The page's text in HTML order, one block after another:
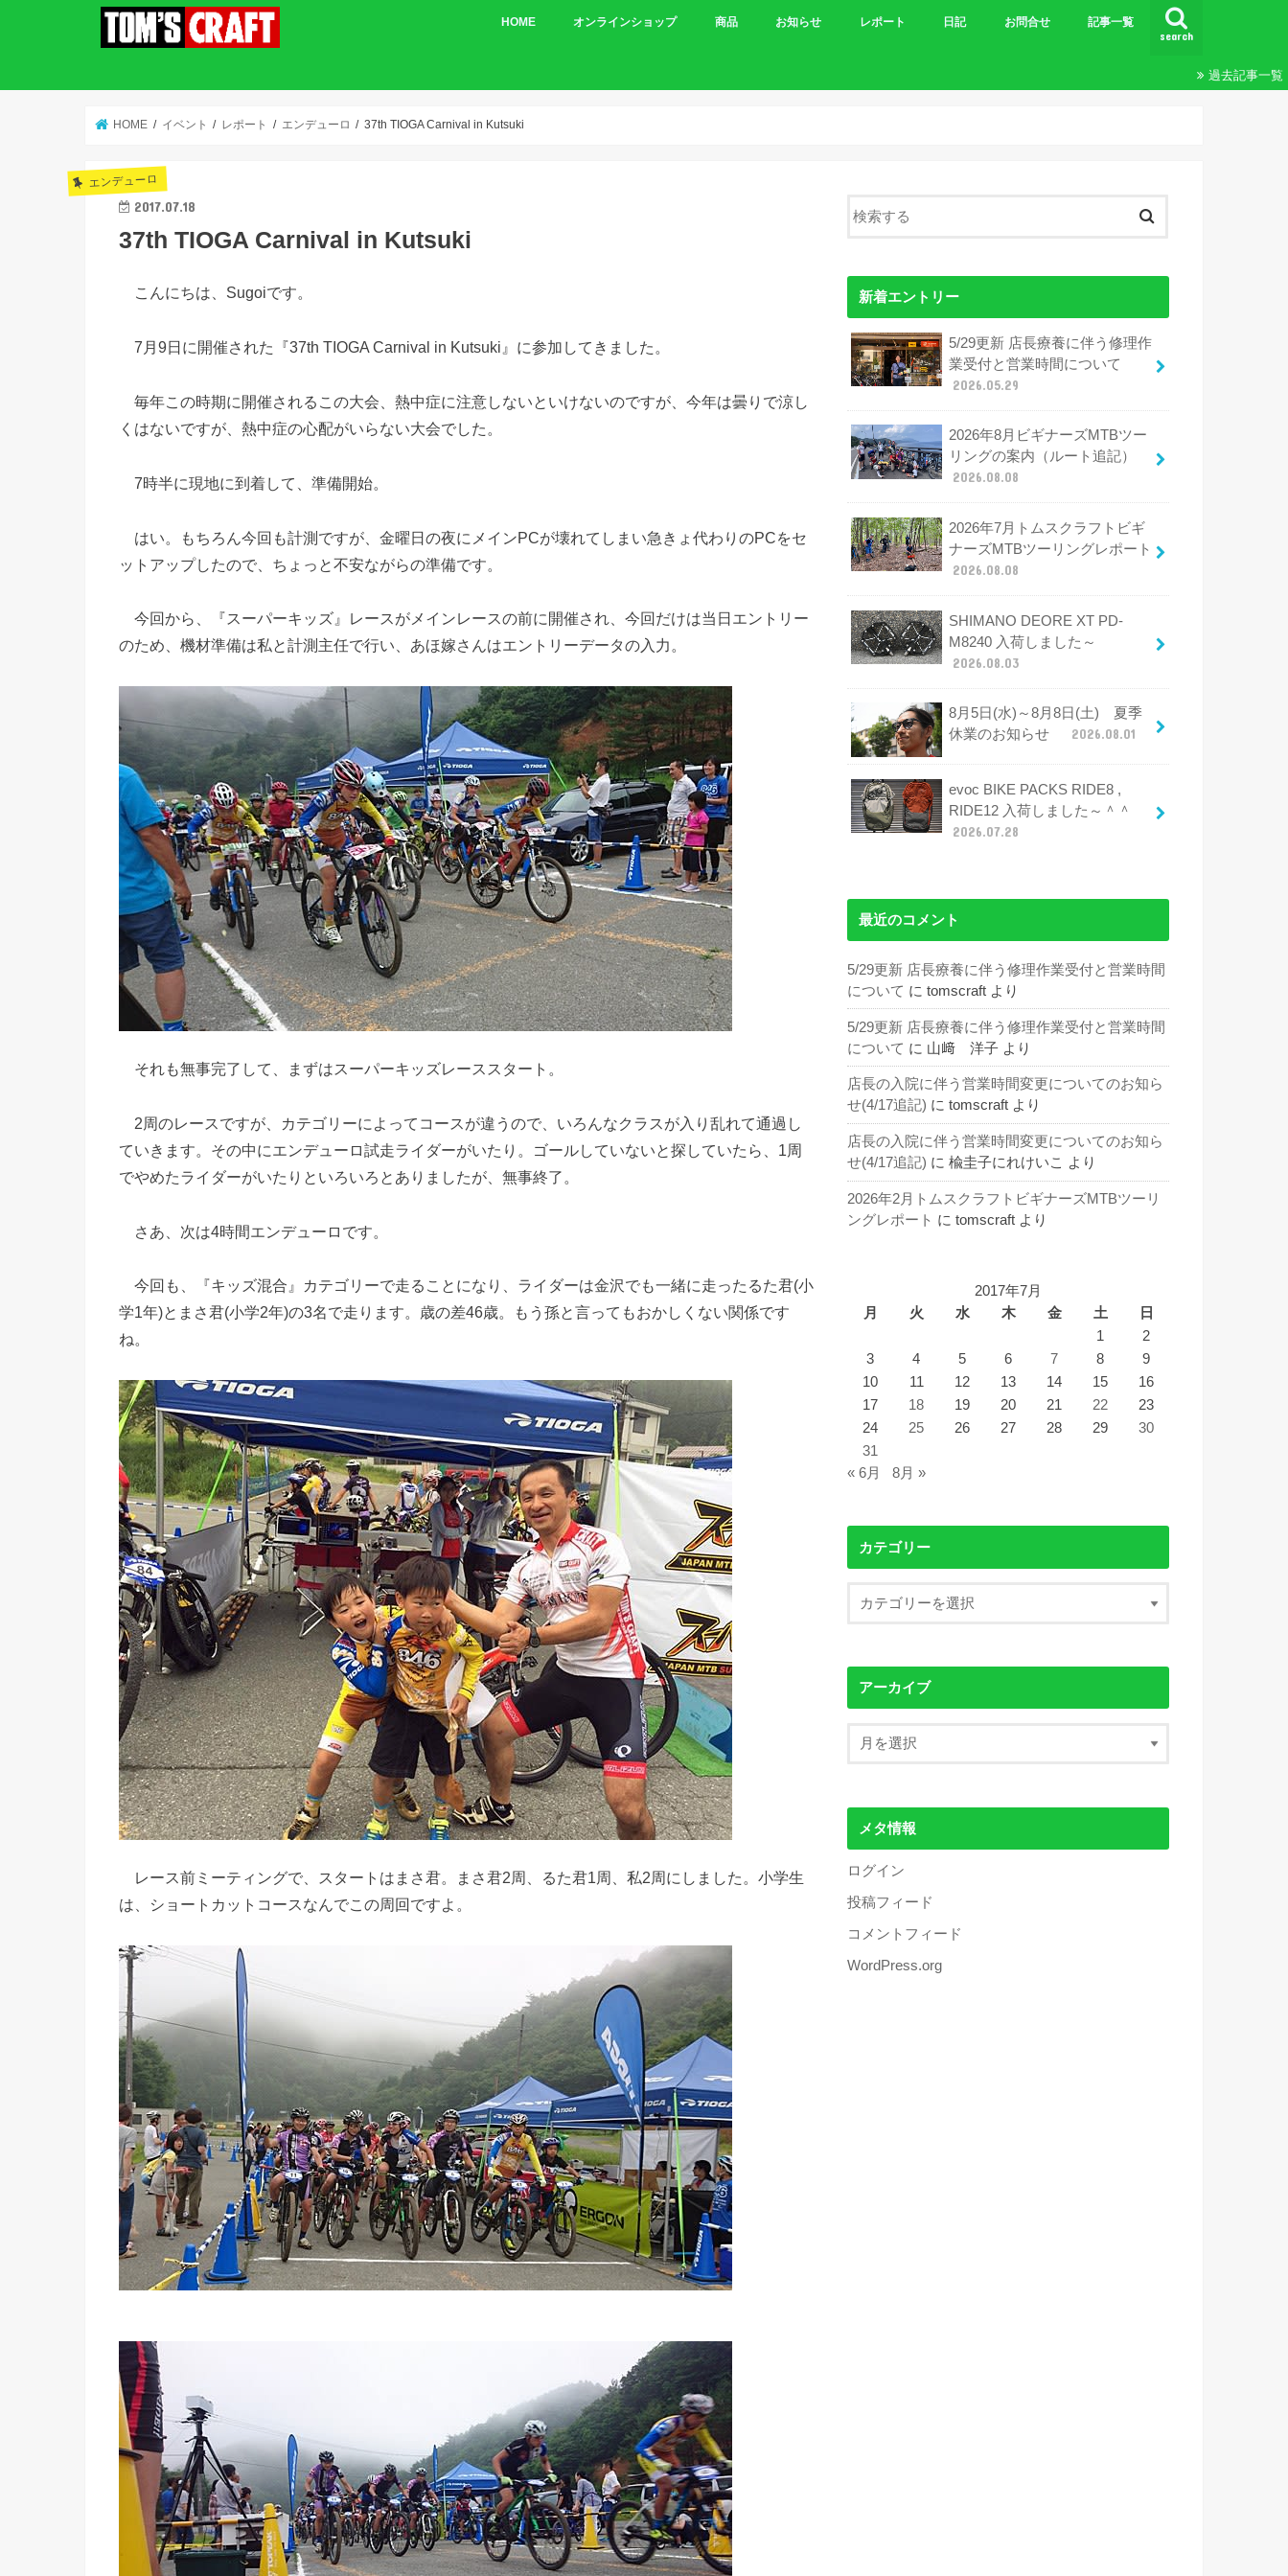
search
HOME オンラインショップ 商品 お知らせ レポート 日記 お問合せ 記事一覧
過去記事一覧
HOME イベント レポート エンデューロ 37th TIOGA Carnival in Kutsuki
エンデューロ
2017.07.18
37th TIOGA Carnival in Kutsuki
こんにちは、Sugoiです。
7月9日に開催された『37th TIOGA Carnival in Kutsuki』に参加してきました。
毎年この時期に開催されるこの大会、熱中症に注意しないといけないのですが、今年は曇りで涼し
くはないですが、熱中症の心配がいらない大会でした。
7時半に現地に到着して、準備開始。
はい。もちろん今回も計測ですが、金曜日の夜にメインPCが壊れてしまい急きょ代わりのPCをセ
ットアップしたので、ちょっと不安ながらの準備です。
今回から、『スーパーキッズ』レースがメインレースの前に開催され、今回だけは当日エントリー
のため、機材準備は私と計測主任で行い、あほ嫁さんはエントリーデータの入力。
それも無事完了して、まずはスーパーキッズレーススタート。
2周のレースですが、カテゴリーによってコースが違うので、いろんなクラスが入り乱れて通過し
ていきます。その中にエンデューロ試走ライダーがいたり。ゴールしていないと探していたら、1周
でやめたライダーがいたりといろいろとありましたが、無事終了。
さあ、次は4時間エンデューロです。
今回も、『キッズ混合』カテゴリーで走ることになり、ライダーは金沢でも一緒に走ったるた君(小
学1年)とまさ君(小学2年)の3名で走ります。歳の差46歳。もう孫と言ってもおかしくない関係です
ね。
レース前ミーティングで、スタートはまさ君。まさ君2周、るた君1周、私2周にしました。小学生
は、ショートカットコースなんでこの周回ですよ。
新着エントリー
5/29更新 店長療養に伴う修理作
業受付と営業時間について
2026.05.29
2026年8月ビギナーズMTBツー
リングの案内（ルート追記）
2026.08.08
2026年7月トムスクラフトビギ
ナーズMTBツーリングレポート
2026.08.08
SHIMANO DEORE XT PD-
M8240 入荷しました～
2026.08.03
8月5日(水)～8月8日(土) 夏季
休業のお知らせ
2026.08.01
evoc BIKE PACKS RIDE8 ,
RIDE12 入荷しました～＾＾
2026.07.28
最近のコメント
5/29更新 店長療養に伴う修理作業受付と営業時間
について に tomscraft より
5/29更新 店長療養に伴う修理作業受付と営業時間
について に 山﨑 洋子 より
店長の入院に伴う営業時間変更についてのお知ら
せ(4/17追記) に tomscraft より
店長の入院に伴う営業時間変更についてのお知ら
せ(4/17追記) に 楡圭子にれけいこ より
2026年2月トムスクラフトビギナーズMTBツーリ
ングレポート に tomscraft より
2017年7月
月
火 水 木 金 土
日
1
2
3
4 5 6 7 8
9
10
11 12 13 14 15
16
17
18 19 20 21 22
23
24
25 26 27 28 29
30
31
« 6月
8月 »
カテゴリー
アーカイブ
メタ情報
ログイン
投稿フィード
コメントフィード
WordPress.org